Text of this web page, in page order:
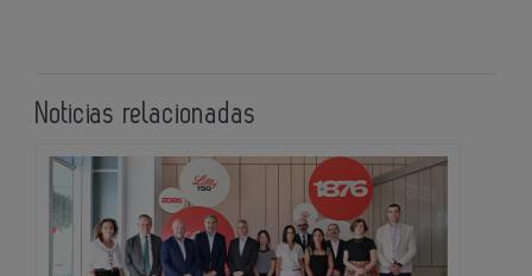
Noticias relacionadas